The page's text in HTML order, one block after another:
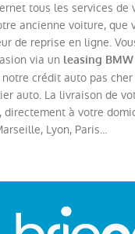
tous les services de
ancienne voiture, que
de reprise en ligne.
via un leasing BMW
notre crédit auto pas
auto. La livraison de
directement à votre
Lyon, Paris...